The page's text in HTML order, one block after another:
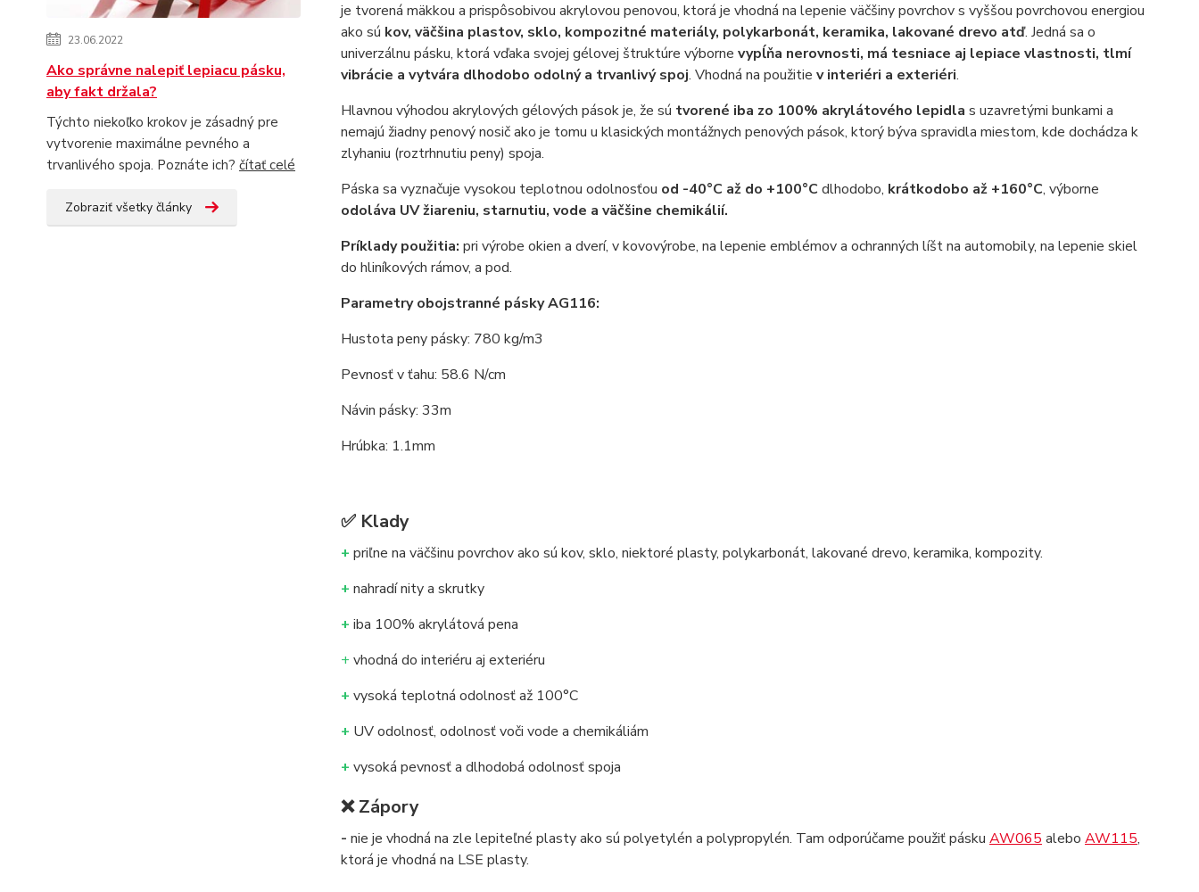
23.06.2022
Ako správne nalepiť lepiacu pásku,
aby fakt držala?
Týchto niekoľko krokov je zásadný pre
vytvorenie maximálne pevného a
trvanlivého spoja. Poznáte ich? čítať celé
Zobraziť všetky články
je tvorená mäkkou a prispôsobivou akrylovou penovou, ktorá je vhodná na lepenie väčšiny povrchov s vyššou povrchovou energiou
ako sú kov, väčšina plastov, sklo, kompozitné materiály, polykarbonát, keramika, lakované drevo atď. Jedná sa o
univerzálnu pásku, ktorá vďaka svojej gélovej štruktúre výborne vypĺňa nerovnosti, má tesniace aj lepiace vlastnosti, tlmí
vibrácie a vytvára dlhodobo odolný a trvanlivý spoj. Vhodná na použitie v interiéri a exteriéri.
Hlavnou výhodou akrylových gélových pások je, že sú tvorené iba zo 100% akrylátového lepidla s uzavretými bunkami a
nemajú žiadny penový nosič ako je tomu u klasických montážnych penových pások, ktorý býva spravidla miestom, kde dochádza k
zlyhaniu (roztrhnutiu peny) spoja.
Páska sa vyznačuje vysokou teplotnou odolnosťou od -40°C až do +100°C dlhodobo, krátkodobo až +160°C, výborne
odoláva UV žiareniu, starnutiu, vode a väčšine chemikálií.
Príklady použitia: pri výrobe okien a dverí, v kovovýrobe, na lepenie emblémov a ochranných líšt na automobily, na lepenie skiel
do hliníkových rámov, a pod.
Parametry obojstranné pásky AG116:
Hustota peny pásky: 780 kg/m3
Pevnosť v ťahu: 58.6 N/cm
Návin pásky: 33m
Hrúbka: 1.1mm
✅ Klady
+ priľne na väčšinu povrchov ako sú kov, sklo, niektoré plasty, polykarbonát, lakované drevo, keramika, kompozity.
+ nahradí nity a skrutky
+ iba 100% akrylátová pena
+ vhodná do interiéru aj exteriéru
+ vysoká teplotná odolnosť až 100°C
+ UV odolnosť, odolnosť voči vode a chemikáliám
+ vysoká pevnosť a dlhodobá odolnosť spoja
❌Zápory
- nie je vhodná na zle lepiteľné plasty ako sú polyetylén a polypropylén. Tam odporúčame použiť pásku AW065 alebo AW115,
ktorá je vhodná na LSE plasty.